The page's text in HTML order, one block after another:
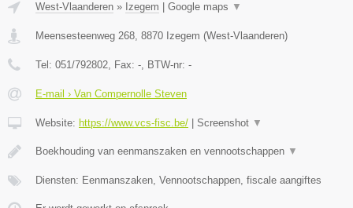
West-Vlaanderen » Izegem Google maps ▼
Meensesteenweg 268, 8870 Izegem (West-Vlaanderen)
Tel: 051/792802, Fax: -, BTW-nr: -
E-mail › Van Compernolle Steven
Website: https://www.vcs-fisc.be/ Screenshot ▼
Boekhouding van eenmanszaken en vennootschappen ▼
Diensten: Eenmanszaken, Vennootschappen, fiscale aangiftes